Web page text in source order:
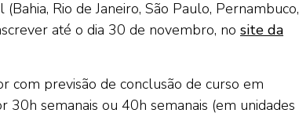
Rio de Janeiro, São Paulo, Pernambuco,
até o dia 30 de novembro, no site da
com previsão de conclusão de curso em
semanais ou 40h semanais (em unidades